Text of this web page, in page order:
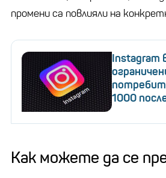
промени са повлияли на
Instagram
1000
Как можете да се